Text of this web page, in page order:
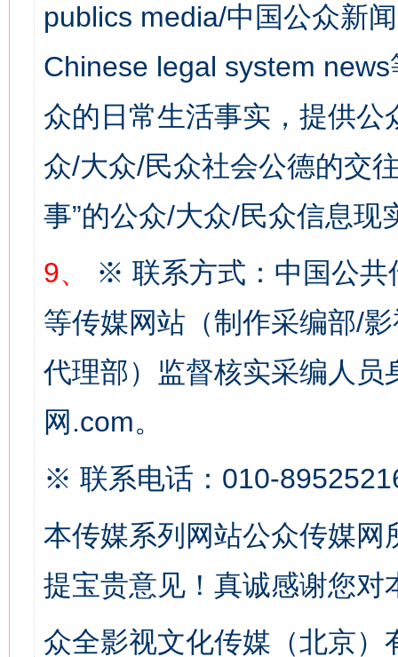
publics media/中国公众新
Chinese legal system
众的日常生活事实，提供
众/大众/民众社会公德的交
事”的公众/大众/民众信息现
9、
※ 联系方式：中国公共
等传媒网站（制作采编部/
代理部）监督核实采编人员
网.com。
※ 联系电话：010-
本传媒系列网站公众传媒
提宝贵意见！真诚感谢您
众全影视文化传媒（北京）
网上购药对药下症？
今